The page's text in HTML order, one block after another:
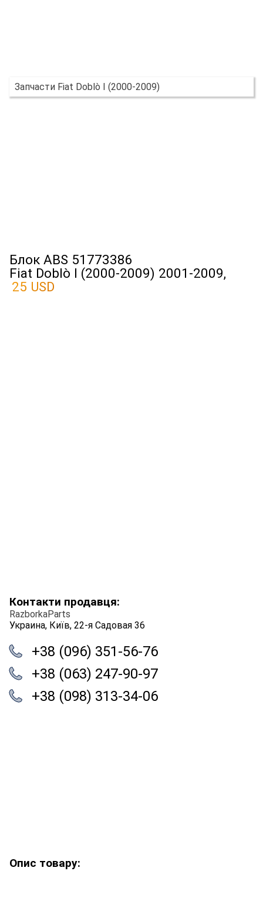
Запчасти Fiat Doblò I (2000-2009)
Блок ABS 51773386
Fiat Doblò I (2000-2009) 2001-2009,
25 USD
Контакти продавця:
RazborkaParts
Украина, Київ, 22-я Садовая 36
+38 (096) 351-56-76
+38 (063) 247-90-97
+38 (098) 313-34-06
Опис товару: